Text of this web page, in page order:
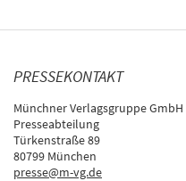
PRESSEKONTAKT
Münchner Verlagsgruppe GmbH
Presseabteilung
Türkenstraße 89
80799 München
presse@m-vg.de